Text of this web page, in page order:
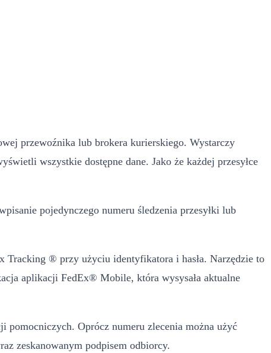
przewoźnika lub brokera kurierskiego. Wystarczy
wszystkie dostępne dane. Jako że każdej przesyłce
pojedynczego numeru śledzenia przesyłki lub
Tracking ® przy użyciu identyfikatora i hasła. Narzędzie to
aplikacji FedEx® Mobile, która wysysała aktualne
pomocniczych. Oprócz numeru zlecenia można użyć
zeskanowanym podpisem odbiorcy.